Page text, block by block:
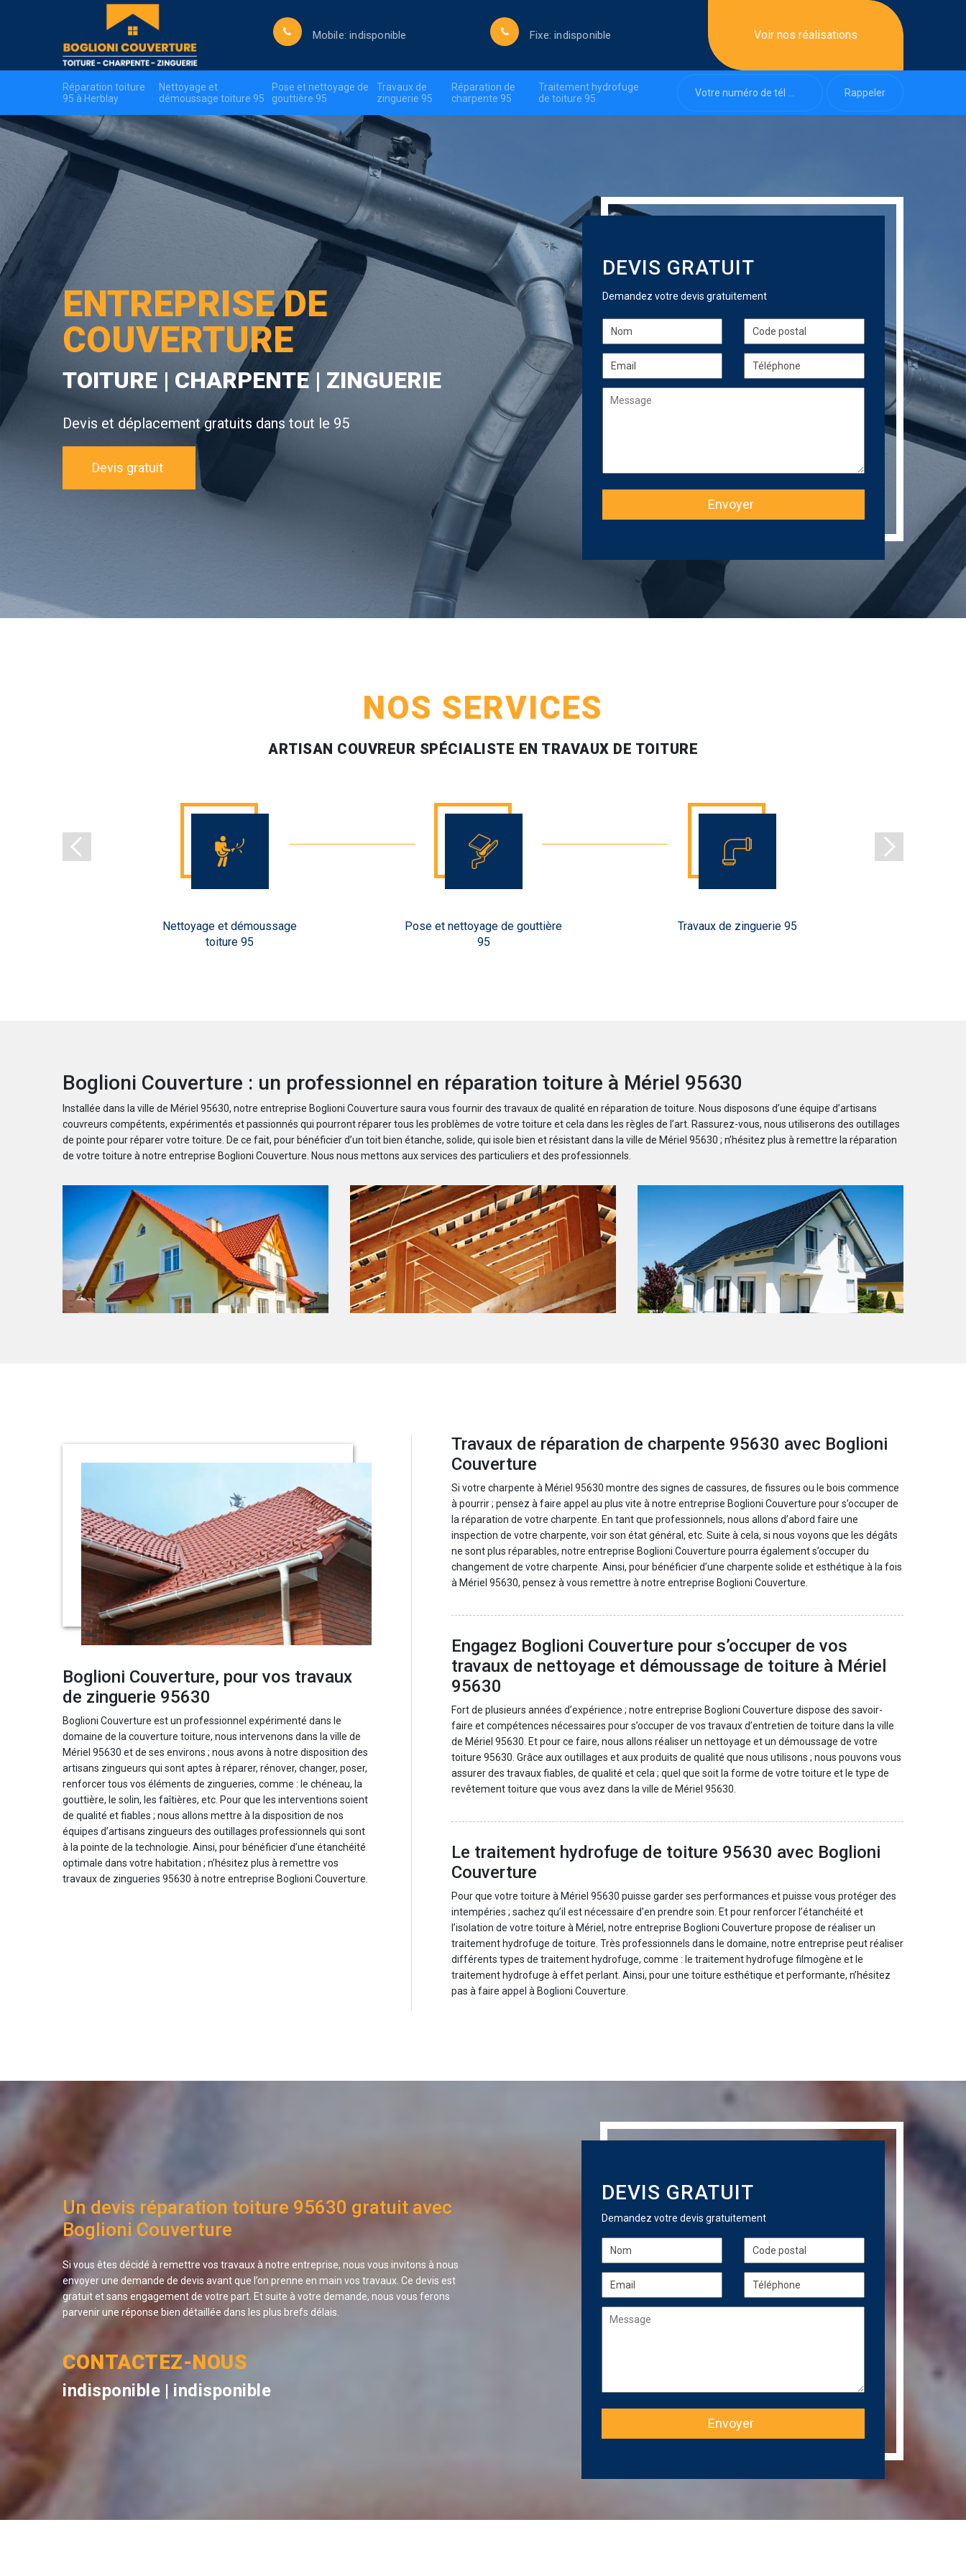
Mobile:indisponible Fixe:indisponible Voir nos réalisations
Réparation toiture
95 à Herblay
Nettoyage et
démoussage toiture 95
Pose et nettoyage de
gouttière 95
Travaux de
zinguerie 95
Réparation de
charpente 95
Traitement hydrofuge
de toiture 95
ENTREPRISE DE
COUVERTURE
TOITURE | CHARPENTE | ZINGUERIE
Devis et déplacement gratuits dans tout le 95
Devis gratuit
DEVIS GRATUIT
Demandez votre devis gratuitement
NOS SERVICES
ARTISAN COUVREUR SPÉCIALISTE EN TRAVAUX DE TOITURE
Nettoyage et démoussage
toiture 95
Pose et nettoyage de gouttière
95
Travaux de zinguerie 95
Boglioni Couverture : un professionnel en réparation toiture à Mériel 95630
Installée dans la ville de Mériel 95630, notre entreprise Boglioni Couverture saura vous fournir des travaux de qualité en réparation de toiture. Nous disposons d’une équipe d’artisans
couvreurs compétents, expérimentés et passionnés qui pourront réparer tous les problèmes de votre toiture et cela dans les règles de l’art. Rassurez-vous, nous utiliserons des outillages
de pointe pour réparer votre toiture. De ce fait, pour bénéficier d’un toit bien étanche, solide, qui isole bien et résistant dans la ville de Mériel 95630 ; n’hésitez plus à remettre la réparation
de votre toiture à notre entreprise Boglioni Couverture. Nous nous mettons aux services des particuliers et des professionnels.
Boglioni Couverture, pour vos travaux
de zinguerie 95630
Boglioni Couverture est un professionnel expérimenté dans le
domaine de la couverture toiture, nous intervenons dans la ville de
Mériel 95630 et de ses environs ; nous avons à notre disposition des
artisans zingueurs qui sont aptes à réparer, rénover, changer, poser,
renforcer tous vos éléments de zingueries, comme : le chéneau, la
gouttière, le solin, les faîtières, etc. Pour que les interventions soient
de qualité et fiables ; nous allons mettre à la disposition de nos
équipes d’artisans zingueurs des outillages professionnels qui sont
à la pointe de la technologie. Ainsi, pour bénéficier d’une étanchéité
optimale dans votre habitation ; n’hésitez plus à remettre vos
travaux de zingueries 95630 à notre entreprise Boglioni Couverture.
Travaux de réparation de charpente 95630 avec Boglioni
Couverture
Si votre charpente à Mériel 95630 montre des signes de cassures, de fissures ou le bois commence
à pourrir ; pensez à faire appel au plus vite à notre entreprise Boglioni Couverture pour s’occuper de
la réparation de votre charpente. En tant que professionnels, nous allons d’abord faire une
inspection de votre charpente, voir son état général, etc. Suite à cela, si nous voyons que les dégâts
ne sont plus réparables, notre entreprise Boglioni Couverture pourra également s’occuper du
changement de votre charpente. Ainsi, pour bénéficier d’une charpente solide et esthétique à la fois
à Mériel 95630, pensez à vous remettre à notre entreprise Boglioni Couverture.
Engagez Boglioni Couverture pour s’occuper de vos
travaux de nettoyage et démoussage de toiture à Mériel
95630
Fort de plusieurs années d’expérience ; notre entreprise Boglioni Couverture dispose des savoir-
faire et compétences nécessaires pour s’occuper de vos travaux d’entretien de toiture dans la ville
de Mériel 95630. Et pour ce faire, nous allons réaliser un nettoyage et un démoussage de votre
toiture 95630. Grâce aux outillages et aux produits de qualité que nous utilisons ; nous pouvons vous
assurer des travaux fiables, de qualité et cela ; quel que soit la forme de votre toiture et le type de
revêtement toiture que vous avez dans la ville de Mériel 95630.
Le traitement hydrofuge de toiture 95630 avec Boglioni
Couverture
Pour que votre toiture à Mériel 95630 puisse garder ses performances et puisse vous protéger des
intempéries ; sachez qu’il est nécessaire d’en prendre soin. Et pour renforcer l’étanchéité et
l’isolation de votre toiture à Mériel, notre entreprise Boglioni Couverture propose de réaliser un
traitement hydrofuge de toiture. Très professionnels dans le domaine, notre entreprise peut réaliser
différents types de traitement hydrofuge, comme : le traitement hydrofuge filmogène et le
traitement hydrofuge à effet perlant. Ainsi, pour une toiture esthétique et performante, n’hésitez
pas à faire appel à Boglioni Couverture.
Un devis réparation toiture 95630 gratuit avec
Boglioni Couverture
Si vous êtes décidé à remettre vos travaux à notre entreprise, nous vous invitons à nous
envoyer une demande de devis avant que l’on prenne en main vos travaux. Ce devis est
gratuit et sans engagement de votre part. Et suite à votre demande, nous vous ferons
parvenir une réponse bien détaillée dans les plus brefs délais.
CONTACTEZ-NOUS
indisponible | indisponible
DEVIS GRATUIT
Demandez votre devis gratuitement